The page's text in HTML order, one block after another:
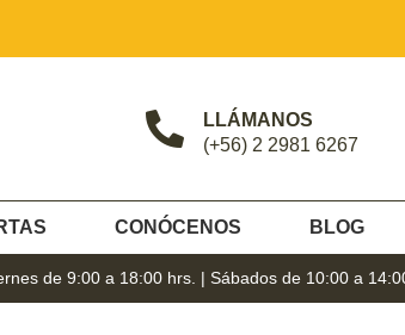
LLÁMANOS
(+56) 2 2981 6267
CONÓCENOS BLOG
de 9:00 a 18:00 hrs. | Sábados de 10:00 a